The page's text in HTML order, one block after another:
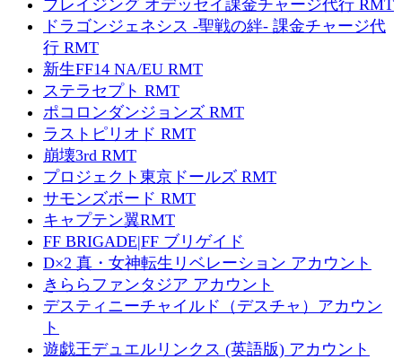
ブレイジング オデッセイ課金チャージ代行 RMT
ドラゴンジェネシス -聖戦の絆- 課金チャージ代
行 RMT
新生FF14 NA/EU RMT
ステラセプト RMT
ポコロンダンジョンズ RMT
ラストピリオド RMT
崩壊3rd RMT
プロジェクト東京ドールズ RMT
サモンズボード RMT
キャプテン翼RMT
FF BRIGADE|FF ブリゲイド
D×2 真・女神転生リベレーション アカウント
きららファンタジア アカウント
デスティニーチャイルド（デスチャ）アカウン
ト
遊戯王デュエルリンクス (英語版) アカウント